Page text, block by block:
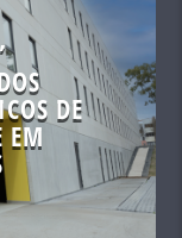
DE
EM